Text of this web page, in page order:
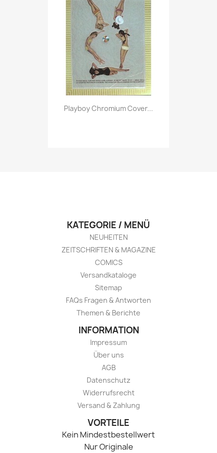
Vorschau
Playboy Chromium Cover...
KATEGORIE / MENÜ
NEUHEITEN
ZEITSCHRIFTEN & MAGAZINE
COMICS
Versandkataloge
Sitemap
FAQs Fragen & Antworten
Themen & Berichte
INFORMATION
Impressum
Über uns
AGB
Datenschutz
Widerrufsrecht
Versand & Zahlung
VORTEILE
Kein Mindestbestellwert
Nur Originale